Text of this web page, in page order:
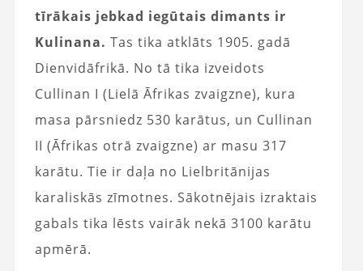
tīrākais jebkad iegūtais dimants ir
Kulinana. Tas tika atklāts 1905. gadā
Dienvidāfrikā. No tā tika izveidots
Cullinan I (Lielā Āfrikas zvaigzne), kura
masa pārsniedz 530 karātus, un Cullinan
II (Āfrikas otrā zvaigzne) ar masu 317
karātu. Tie ir daļa no Lielbritānijas
karaliskās zīmotnes. Sākotnējais izraktais
gabals tika lēsts vairāk nekā 3100 karātu
apmērā.